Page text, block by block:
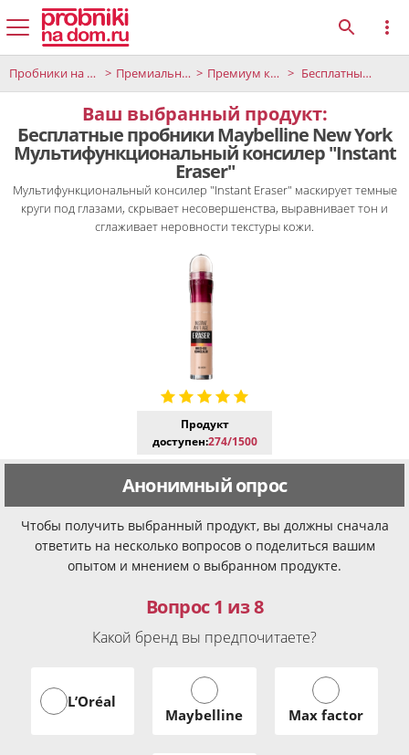
Пробники на дом Премиальные продукты Премиум красоты Бесплатные пробники Maybelline New York Мультифункциональный консилер "Instant Eraser"
Ваш выбранный продукт:
Бесплатные пробники Maybelline New York
Мультифункциональный консилер "Instant
Eraser"
Мультифункциональный консилер "Instant Eraser" маскирует темные
круги под глазами, скрывает несовершенства, выравнивает тон и
сглаживает неровности текстуры кожи.
Продукт
доступен:274/1500
Анонимный опрос
Чтобы получить выбранный продукт, вы должны сначала
ответить на несколько вопросов о поделиться вашим
опытом и мнением о выбранном продукте.
Вопрос 1 из 8
Какой бренд вы предпочитаете?
L’Oréal
Maybelline Max factor